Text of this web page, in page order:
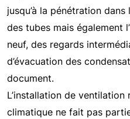
jusqu’à la pénétration
des tubes mais également
neuf, des regards
d’évacuation des
document.
L’installation de
climatique ne fait pas